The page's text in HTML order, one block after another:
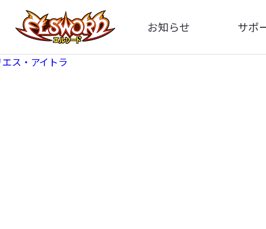
お知らせ
全体
サポ